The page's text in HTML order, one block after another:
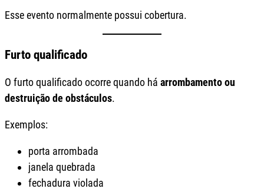
Esse evento normalmente possui cobertura.
Furto qualificado
O furto qualificado ocorre quando há arrombamento ou
destruição de obstáculos.
Exemplos:
porta arrombada
janela quebrada
fechadura violada